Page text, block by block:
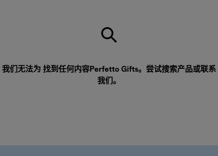
我们无法为 找到任何内容Perfetto Gifts。尝试搜索产品或联系
我们 。